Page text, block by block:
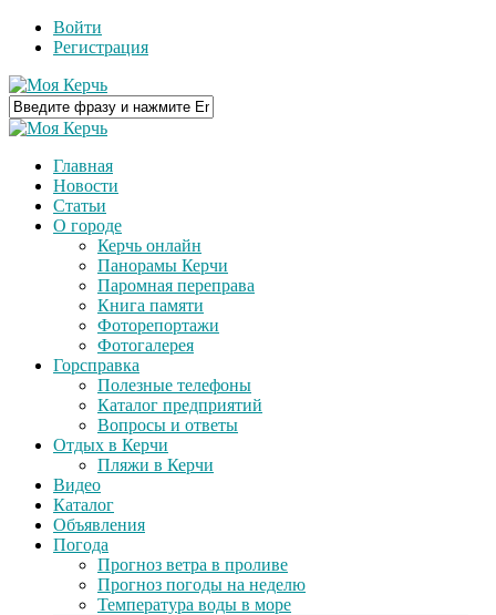
Войти
Регистрация
Главная
Новости
Статьи
О городе
Керчь онлайн
Панорамы Керчи
Паромная переправа
Книга памяти
Фоторепортажи
Фотогалерея
Горсправка
Полезные телефоны
Каталог предприятий
Вопросы и ответы
Отдых в Керчи
Пляжи в Керчи
Видео
Каталог
Объявления
Погода
Прогноз ветра в проливе
Прогноз погоды на неделю
Температура воды в море